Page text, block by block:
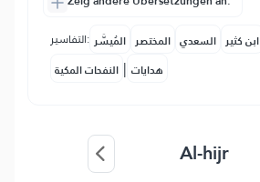
التفاسير: المُيسَّر المختصر السعدي ابن كثير
النفحات المكية | هدايات
Al-hijr